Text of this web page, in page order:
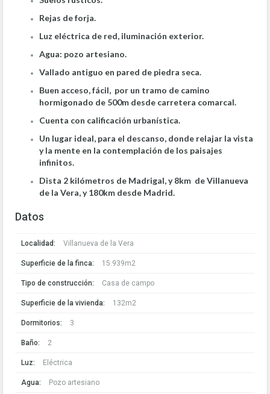
Rejas de forja.
Luz eléctrica de red, iluminación exterior.
Agua: pozo artesiano.
Vallado antiguo en pared de piedra seca.
Buen acceso, fácil, por un tramo de camino
hormigonado de 500m desde carretera comarcal.
Cuenta con calificación urbanística.
Un lugar ideal, para el descanso, donde relajar la vista
y la mente en la contemplación de los paisajes
infinitos.
Dista 2 kilómetros de Madrigal, y 8km de Villanueva
de la Vera, y 180km desde Madrid.
Datos
Localidad: Villanueva de la Vera
Superficie de la finca: 15.939m2
Tipo de construcción: Casa de campo
Superficie de la vivienda: 132m2
Dormitorios: 3
Baño: 2
Luz: Eléctrica
Agua: Pozo artesiano